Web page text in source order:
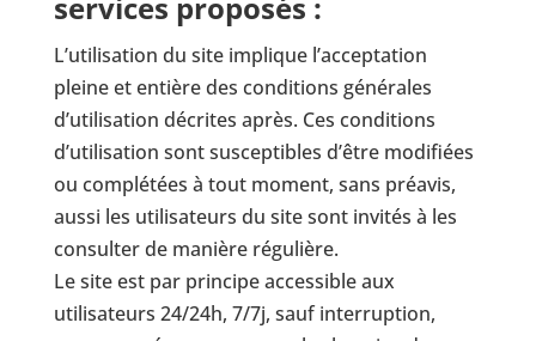
L’utilisation du site implique l’acceptation
pleine et entière des conditions générales
d’utilisation décrites après. Ces conditions
d’utilisation sont susceptibles d’être modifiées
ou complétées à tout moment, sans préavis,
aussi les utilisateurs du site sont invités à les
consulter de manière régulière.
Le site est par principe accessible aux
utilisateurs 24/24h, 7/7j, sauf interruption,